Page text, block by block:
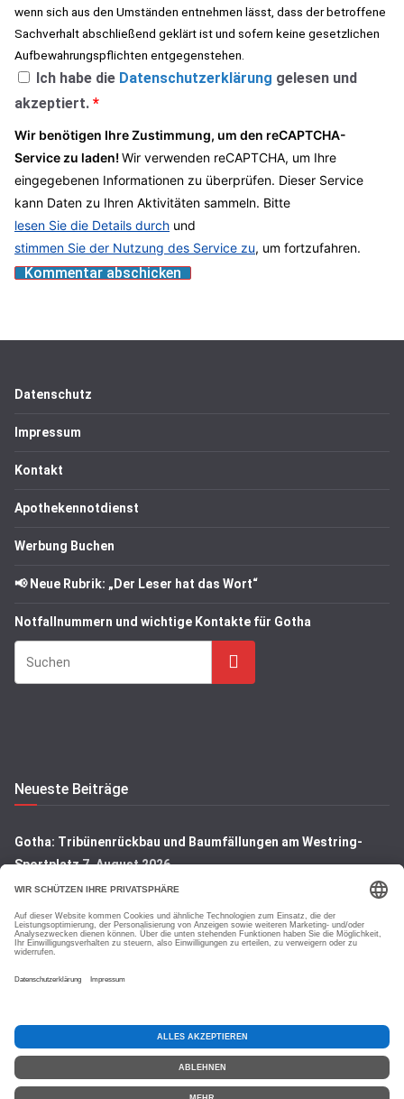
wenn sich aus den Umständen entnehmen lässt, dass der betroffene
Sachverhalt abschließend geklärt ist und sofern keine gesetzlichen
Aufbewahrungspflichten entgegenstehen.
Ich habe die Datenschutzerklärung gelesen und
akzeptiert. *
Wir benötigen Ihre Zustimmung, um den reCAPTCHA-
Service zu laden!Wir verwenden reCAPTCHA, um Ihre
eingegebenen Informationen zu überprüfen. Dieser Service
kann Daten zu Ihren Aktivitäten sammeln. Bitte
lesen Sie die Details durch und
stimmen Sie der Nutzung des Service zu, um fortzufahren.
Datenschutz
Impressum
Kontakt
Apothekennotdienst
Werbung Buchen
📢 Neue Rubrik: „Der Leser hat das Wort“
Notfallnummern und wichtige Kontakte für Gotha
Suchen
Neueste Beiträge
Gotha: Tribünenrückbau und Baumfällungen am Westring-
Sportplatz7. August 2026
August 2026
August 2026
GOTHA-AKTUELL
verpflichtet.